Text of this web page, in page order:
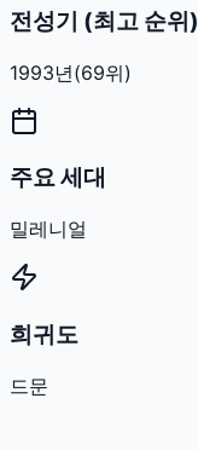
전성기 (최고 순위)
1993년(69위)
주요 세대
밀레니얼
희귀도
드문